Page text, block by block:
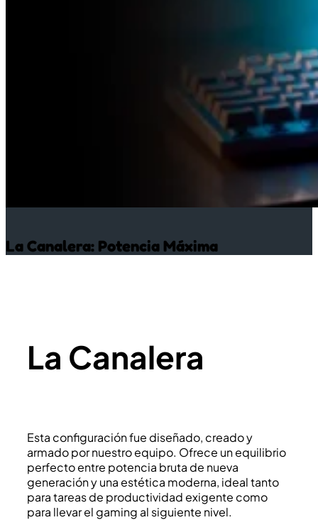
La Canalera: Potencia Máxima
La Canalera
Esta configuración fue diseñado, creado y
armado por nuestro equipo. Ofrece un equilibrio
perfecto entre potencia bruta de nueva
generación y una estética moderna, ideal tanto
para tareas de productividad exigente como
para llevar el gaming al siguiente nivel.